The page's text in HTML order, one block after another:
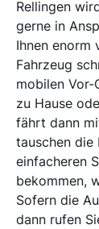
Rellingen
gerne in
Ihnen enorm
Fahrzeug
mobilen
zu Hause
fährt dann
tauschen die
einfacheren
bekommen,
Sofern die
dann rufen